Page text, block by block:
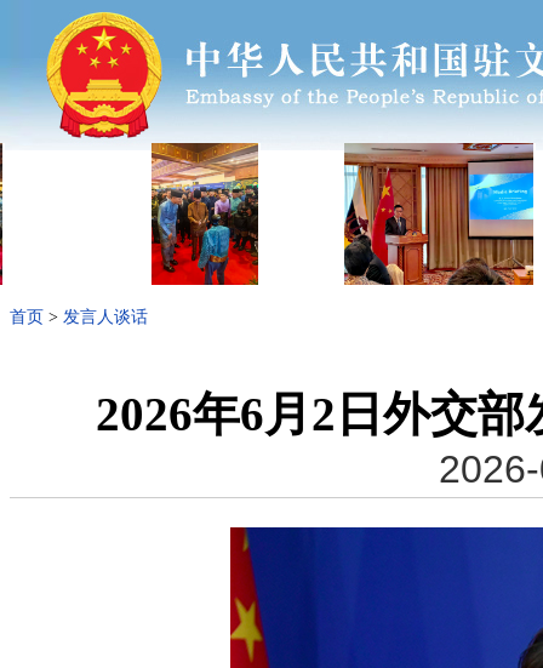
首页 > 发言人谈话
2026年6月2日外交